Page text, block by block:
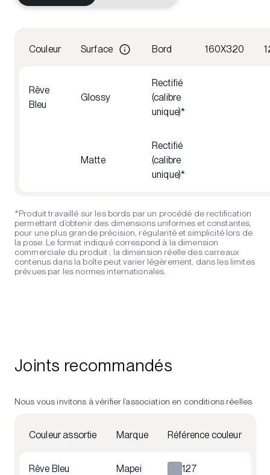
Couleur Surface Bord 160X320
Rêve
Bleu
Glossy
Rectifié
(calibre
unique)*
Matte
Rectifié
(calibre
unique)*
*Produit travaillé sur les bords par un procédé de rectification
permettant d’obtenir des dimensions uniformes et constantes,
pour une plus grande précision, régularité et simplicité lors de
la pose. Le format indiqué correspond à la dimension
commerciale du produit ; la dimension réelle des carreaux
contenus dans la boîte peut varier légèrement, dans les limites
prévues par les normes internationales.
Joints recommandés
Nous vous invitons à vérifier l’association en conditions réelles
Couleur assortie Marque Référence couleur
Rêve Bleu Mapei 127